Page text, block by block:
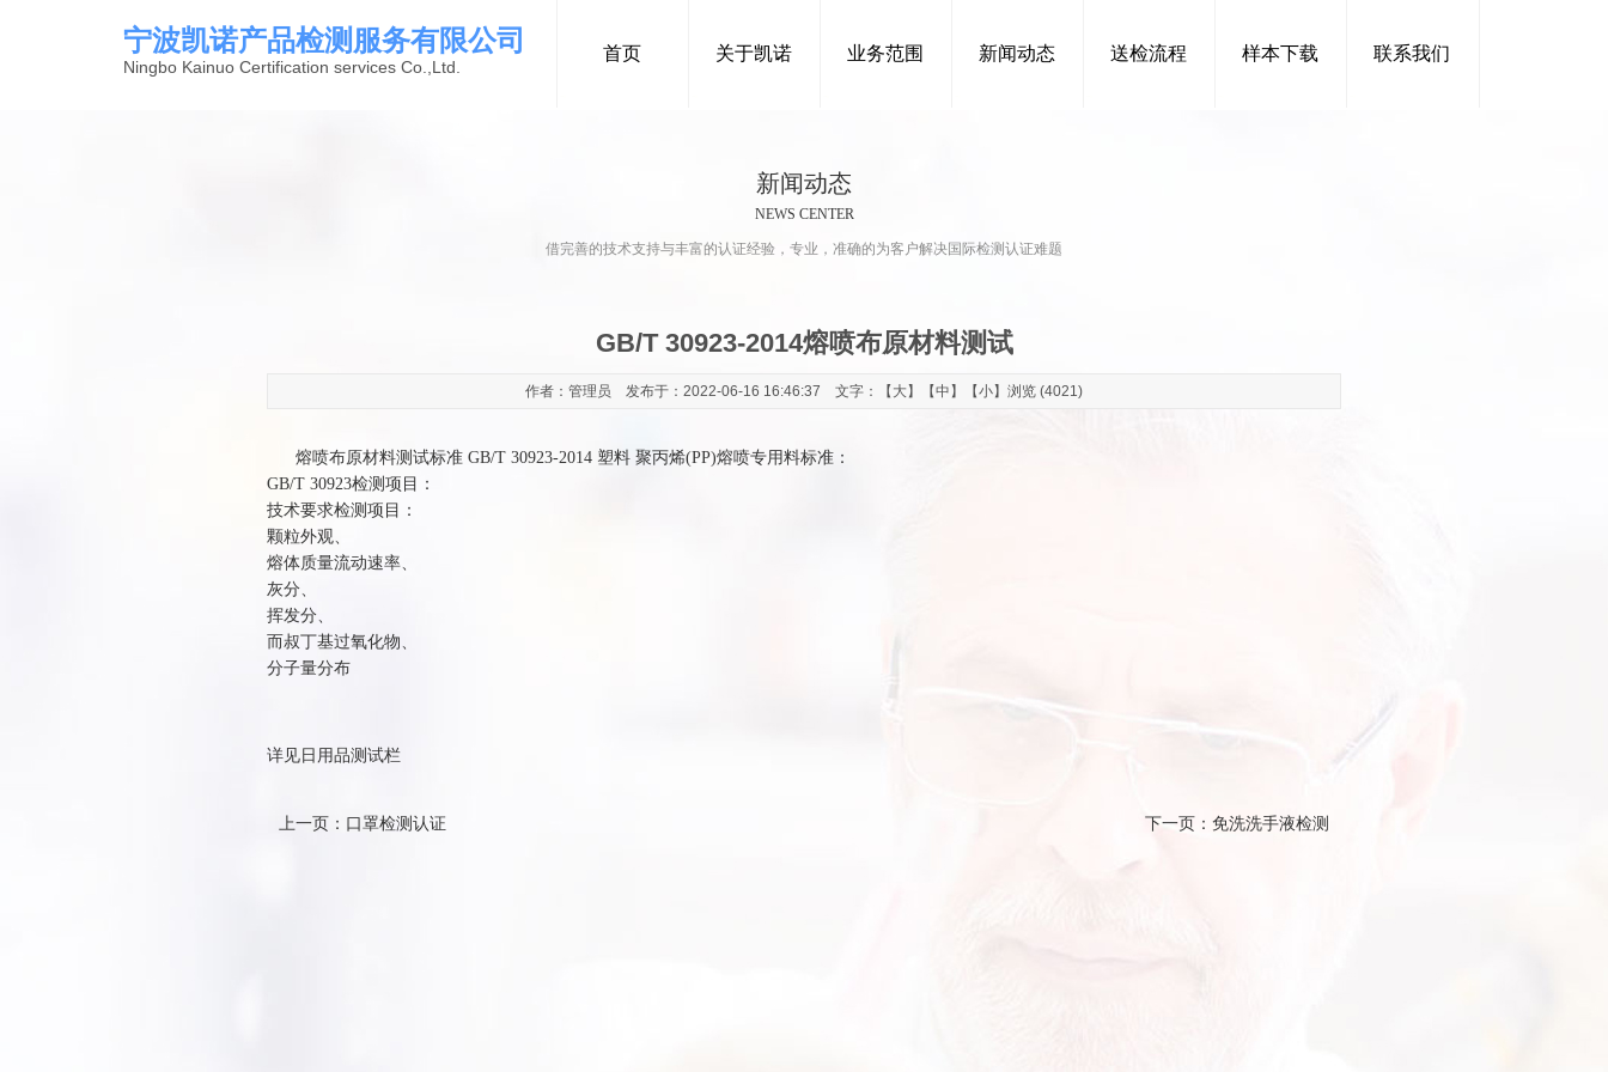
首页 关于凯诺 业务范围 新闻动态 送检流程 样本下载 联系我们
宁波凯诺产品检测服务有限公司
Ningbo Kainuo Certification services Co.,Ltd.
新闻动态
NEWS CENTER
借完善的技术支持与丰富的认证经验，专业，准确的为客户解决国际检测认证难题
GB/T 30923-2014熔喷布原材料测试
作者：管理员 发布于：2022-06-16 16:46:37 文字：【 大】【中 】【小】浏览 (4021)
熔喷布原材料测试标准 GB/T 30923-2014 塑料 聚丙烯(PP)熔喷专用料标准：
GB/T 30923检测项目：
技术要求检测项目：
颗粒外观、
熔体质量流动速率、
灰分、
挥发分、
而叔丁基过氧化物、
分子量分布
详见日用品测试栏
上一页：口罩检测认证 下一页：免洗洗手液检测